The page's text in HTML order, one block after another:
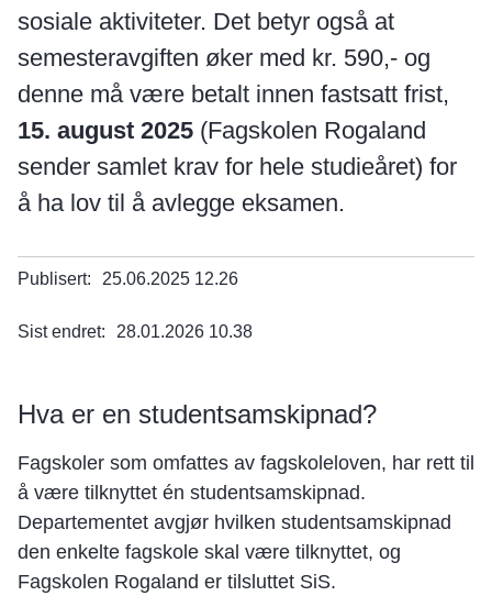
sosiale aktiviteter. Det betyr også at
semesteravgiften øker med kr. 590,- og
denne må være betalt innen fastsatt frist,
15. august 2025 (Fagskolen Rogaland
sender samlet krav for hele studieåret) for
å ha lov til å avlegge eksamen.
Publisert 25.06.2025 12.26
Sist endret 28.01.2026 10.38
Hva er en studentsamskipnad?
Fagskoler som omfattes av fagskoleloven, har rett til
å være tilknyttet én studentsamskipnad.
Departementet avgjør hvilken studentsamskipnad
den enkelte fagskole skal være tilknyttet, og
Fagskolen Rogaland er tilsluttet SiS.